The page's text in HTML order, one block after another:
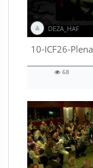
DEZA_HAF
02:25:22 duration
68